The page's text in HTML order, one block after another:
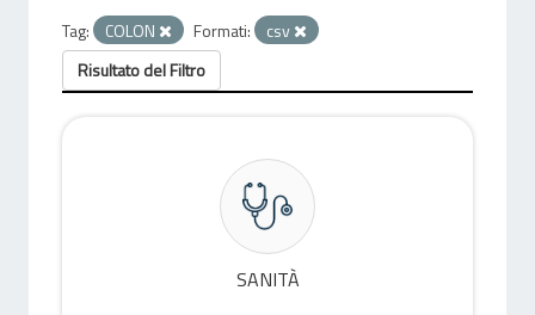
Tag: COLON Formati:
csv
Risultato del Filtro
SANITÀ